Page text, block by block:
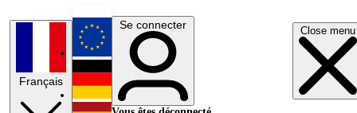
Close menu
Français
English
Deutsch
Se connecter